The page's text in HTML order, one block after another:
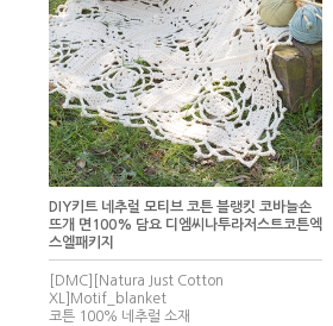
DIY키트 네추럴 모티브 코튼 블랭킷 코바늘손
뜨개 면100% 담요 디엠씨나투라저스트코튼엑
스엘패키지
[DMC][Natura Just Cotton
XL]Motif_blanket
코튼 100% 네추럴 소재